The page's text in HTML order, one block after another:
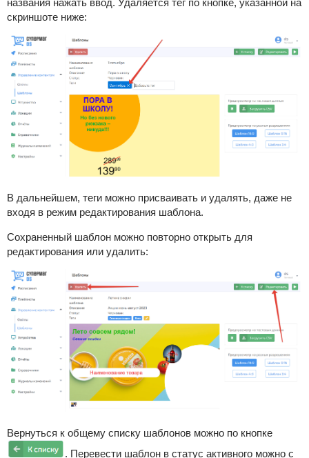
скриншоте ниже:
В дальнейшем, теги можно присваивать и удалять, даже не
входя в режим редактирования шаблона.
Сохраненный шаблон можно повторно открыть для
редактирования или удалить:
Вернуться к общему списку шаблонов можно по кнопке
. Перевести шаблон в статус активного можно с